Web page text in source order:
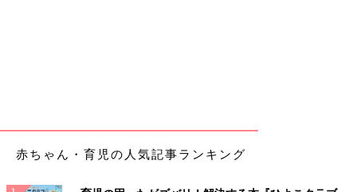
赤ちゃん・育児の人気記事ランキング